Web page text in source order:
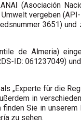
(Asociación
vergeben
3651)
de Almeria)
ID: 061237049)
„Experte für die
in
Sie in
zu sehen.